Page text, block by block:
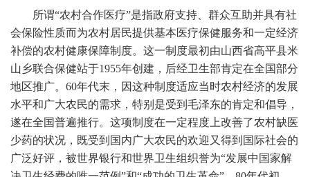
所谓“农村合作医疗”是指政府支持、群众互助并具有社
会保险性质而为农村居民提供基本医疗保健服务和一定经济
补偿的农村健康保障制度。这一制度最初由山西省高平县米
山乡联合保健站于1955年创建，后经卫生部肯定在全国部分
地区推广。60年代末，因这种制度适应当时农村经济的发展
水平和广大农民的需求，特别是受到毛泽东的肯定和倡导，
遂在全国普遍推行。这项制度在一定程度上改善了农村缺医
少药的状况，既受到国内广大农民的欢迎又得到国际社会的
广泛好评，被世界银行和世界卫生组织誉为“发展中国家解